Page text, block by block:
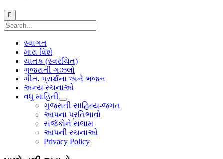
Search
સ્વાગત
મારા વિશે
ચાતક (સ્વરચિત)
ગુજરાતી ગઝલો
ગીત, પ્રાર્થના અને ભજન
અન્ય રચનાઓ
વધુ માહિતી
open
dropdown
menu
ગુજરાતી સાહિત્ય-જગત
આપના પ્રતિભાવો
સર્જકોને સલામ
આપની રચનાઓ
Privacy Policy